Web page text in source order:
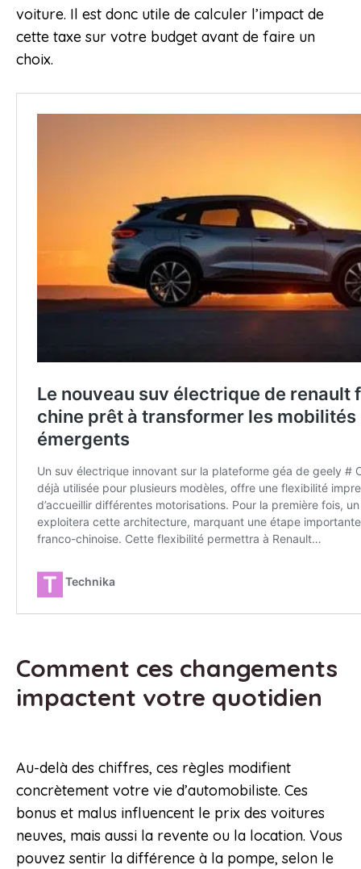
voiture. Il est donc utile de calculer l’impact de
cette taxe sur votre budget avant de faire un
choix.
Comment ces changements
impactent votre quotidien
Au-delà des chiffres, ces règles modifient
concrètement votre vie d’automobiliste. Ces
bonus et malus influencent le prix des voitures
neuves, mais aussi la revente ou la location. Vous
pouvez sentir la différence à la pompe, selon le